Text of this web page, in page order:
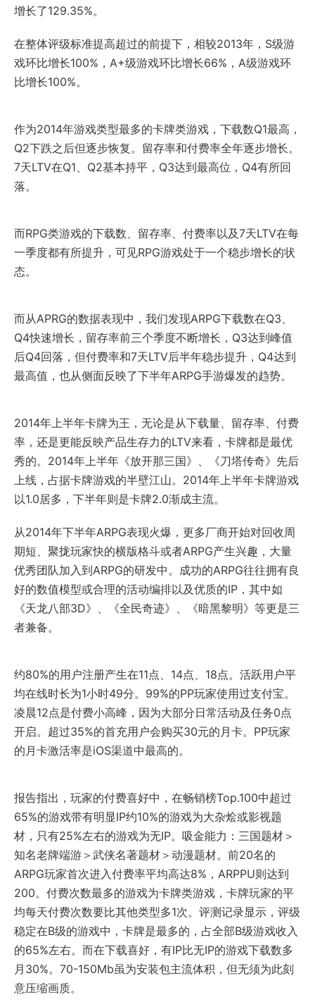
增长了129.35%。
在整体评级标准提高超过的前提下，相较2013年，S级游
戏环比增长100%，A+级游戏环比增长66%，A级游戏环
比增长100%。
作为2014年游戏类型最多的卡牌类游戏，下载数Q1最高，
Q2下跌之后但逐步恢复。留存率和付费率全年逐步增长。
7天LTV在Q1、Q2基本持平，Q3达到最高位，Q4有所回
落。
而RPG类游戏的下载数、留存率、付费率以及7天LTV在每
一季度都有所提升，可见RPG游戏处于一个稳步增长的状
态。
而从APRG的数据表现中，我们发现ARPG下载数在Q3、
Q4快速增长，留存率前三个季度不断增长，Q3达到峰值
后Q4回落，但付费率和7天LTV后半年稳步提升，Q4达到
最高值，也从侧面反映了下半年ARPG手游爆发的趋势。
2014年上半年卡牌为王，无论是从下载量、留存率、付费
率，还是更能反映产品生存力的LTV来看，卡牌都是最优
秀的。2014年上半年《放开那三国》、《刀塔传奇》先后
上线，占据卡牌游戏的半壁江山。2014年上半年卡牌游戏
以1.0居多，下半年则是卡牌2.0渐成主流。
从2014年下半年ARPG表现火爆，更多厂商开始对回收周
期短、聚拢玩家快的横版格斗或者ARPG产生兴趣，大量
优秀团队加入到ARPG的研发中。成功的ARPG往往拥有良
好的数值模型或合理的活动编排以及优质的IP，其中如
《天龙八部3D》、《全民奇迹》、《暗黑黎明》等更是三
者兼备。
约80%的用户注册产生在11点、14点、18点。活跃用户平
均在线时长为1小时49分。99%的PP玩家使用过支付宝。
凌晨12点是付费小高峰，因为大部分日常活动及任务0点
开启。超过35%的首充用户会购买30元的月卡。PP玩家
的月卡激活率是iOS渠道中最高的。
报告指出，玩家的付费喜好中，在畅销榜Top.100中超过
65%的游戏带有明显IP约10%的游戏为大杂烩或影视题
材，只有25%左右的游戏为无IP。吸金能力：三国题材＞
知名老牌端游＞武侠名著题材＞动漫题材。前20名的
ARPG玩家首次进入付费率平均高达8%，ARPPU则达到
200。付费次数最多的游戏为卡牌类游戏，卡牌玩家的平
均每天付费次数要比其他类型多1次。评测记录显示，评级
稳定在B级的游戏中，卡牌是最多的，占全部B级游戏收入
的65%左右。而在下载喜好，有IP比无IP的游戏下载数多
月30%。70-150Mb虽为安装包主流体积，但无须为此刻
意压缩画质。